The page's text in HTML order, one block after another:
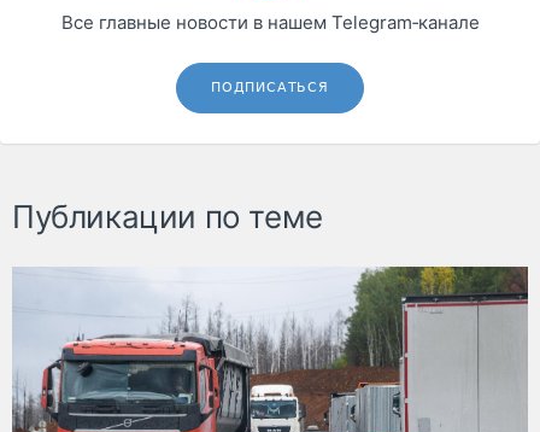
Все главные новости в нашем Telegram‑канале
ПОДПИСАТЬСЯ
Публикации по теме